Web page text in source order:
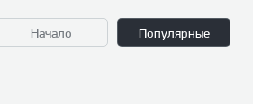
Начало Популярные